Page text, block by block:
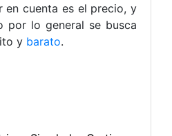
en cuenta es el precio, y
por lo general se busca
y barato.